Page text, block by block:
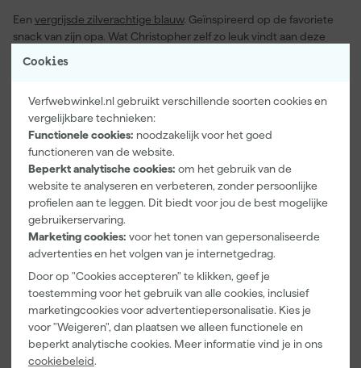
Cookies
Verfwebwinkel.nl gebruikt verschillende soorten cookies en
vergelijkbare technieken:
Functionele cookies: noodzakelijk voor het goed
functioneren van de website.
Beperkt analytische cookies: om het gebruik van de
website te analyseren en verbeteren, zonder persoonlijke
profielen aan te leggen. Dit biedt voor jou de best mogelijke
gebruikerservaring.
Marketing cookies: voor het tonen van gepersonaliseerde
advertenties en het volgen van je internetgedrag.
Door op "Cookies accepteren" te klikken, geef je
toestemming voor het gebruik van alle cookies, inclusief
marketingcookies voor advertentiepersonalisatie. Kies je
voor "Weigeren", dan plaatsen we alleen functionele en
beperkt analytische cookies. Meer informatie vind je in ons
cookiebeleid.
Een vergrijsde zilverachtige blauw. Geïnspireerd op de favoriete
snack van zijn opa. Wat Christopher zelf zo leuk vindt aan deze
kleur is dat het een opvallende maar toch ingetogen kleur is.
Hierdoor kun je deze kleur heel makkelijk combineren met andere
Lait uit de collectie.